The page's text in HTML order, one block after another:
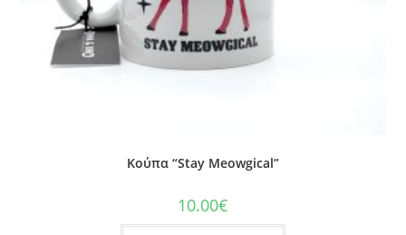
Κούπα “Stay Meowgical”
10.00€